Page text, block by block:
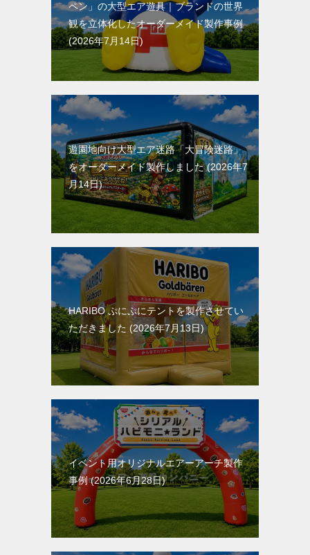
ペン」の大型エア遊具｜ブランドの世界
観を立体化したオーダーメイド製作事例
2026年7月14日
遊園地向け大型エア迷路「大冒険迷路」
をオーダーメイド製作しました 2026年7
月14日
HARIBO ぷにぷにテントを製作させてい
ただきました
2026年7月13日
イベント用オリジナルエアーアーチ製作
事例
2026年6月28日